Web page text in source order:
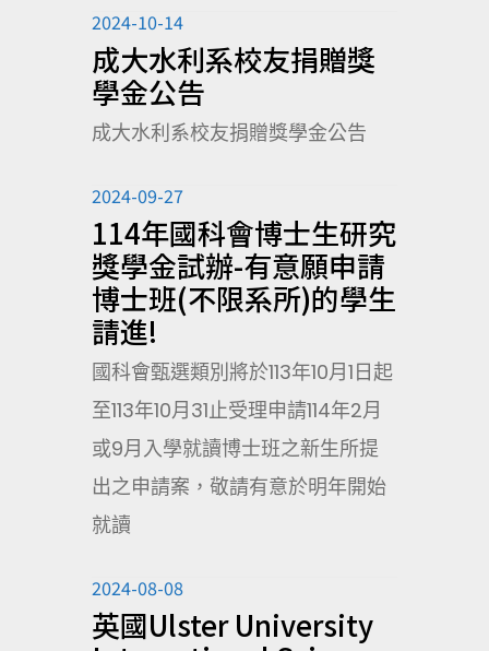
2024-10-14
成大水利系校友捐贈獎
學金公告
成大水利系校友捐贈獎學金公告
2024-09-27
114年國科會博士生研究
獎學金試辦-有意願申請
博士班(不限系所)的學生
請進!
國科會甄選類別將於113年10月1日起
至113年10月31止受理申請114年2月
或9月入學就讀博士班之新生所提
出之申請案，敬請有意於明年開始
就讀
2024-08-08
英國Ulster University